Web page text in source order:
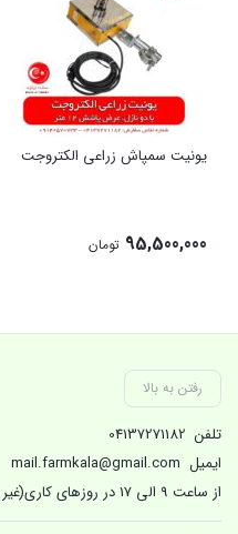
یونیت سمپاش زراعی الکتروجت
95,500,000 تومان
رفتن به بالا
تلفن 04137271182
ایمیل mail.farmkala@gmail.com
از ساعت 9 الی 17 در روزهای کاری(غیر تعطیل) پاسخگوی شماییم.